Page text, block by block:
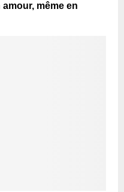
même en